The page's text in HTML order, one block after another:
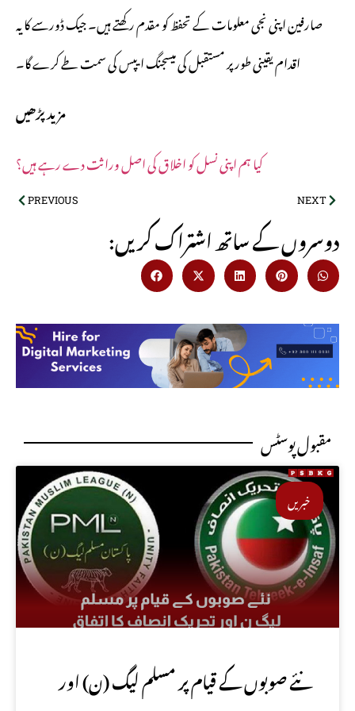
صارفین اپنی نجی معلومات کے تحفظ کو مقدم رکھتے ہیں۔ جیک ڈورسے کا یہ
اقدام یقینی طور پر مستقبل کی میسجنگ ایپس کی سمت طے کرے گا۔
مزید پڑھیں
کیا ہم اپنی نسل کو اخلاق کی اصل وراثت دے رہے ہیں؟
PREVIOUS NEXT
:دوسروں کے ساتھ اشتراک کریں
مقبول پوسٹس
خبریں
نئے صوبوں کے قیام پر مسلم لیگ (ن) اور